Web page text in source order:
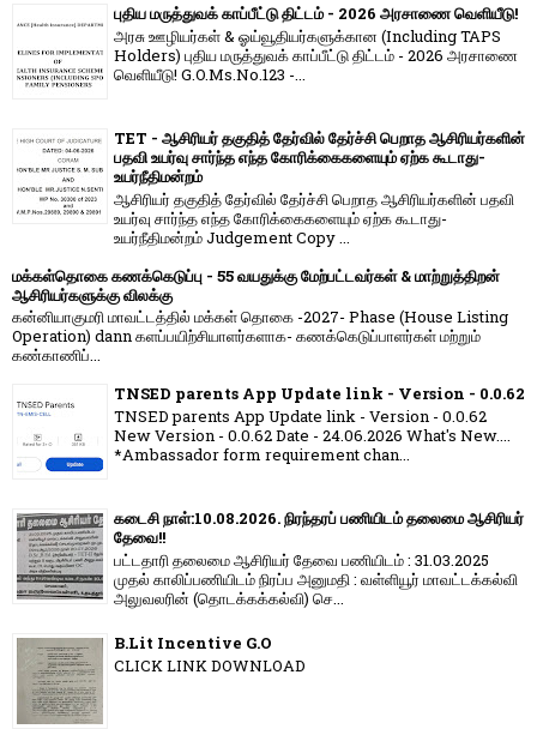
புதிய மருத்துவக் காப்பீட்டு திட்டம் - 2026 அரசாணை வெளியீடு!
அரசு ஊழியர்கள் & ஓய்வூதியர்களுக்கான (Including TAPS
Holders) புதிய மருத்துவக் காப்பீட்டு திட்டம் - 2026 அரசாணை
வெளியீடு! G.O.Ms.No.123 -...
TET - ஆசிரியர் தகுதித் தேர்வில் தேர்ச்சி பெறாத ஆசிரியர்களின்
பதவி உயர்வு சார்ந்த எந்த கோரிக்கைகளையும் ஏற்க கூடாது-
உயர்நீதிமன்றம்
ஆசிரியர் தகுதித் தேர்வில் தேர்ச்சி பெறாத ஆசிரியர்களின் பதவி
உயர்வு சார்ந்த எந்த கோரிக்கைகளையும் ஏற்க கூடாது-
உயர்நீதிமன்றம் Judgement Copy ...
மக்கள்தொகை கணக்கெடுப்பு - 55 வயதுக்கு மேற்பட்டவர்கள் & மாற்றுத்திறன்
ஆசிரியர்களுக்கு விலக்கு
கன்னியாகுமரி மாவட்டத்தில் மக்கள் தொகை -2027- Phase (House Listing
Operation) dann களப்பயிற்சியாளர்களாக- கணக்கெடுப்பாளர்கள் மற்றும்
கண்காணிப்...
TNSED parents App Update link - Version - 0.0.62
TNSED parents App Update link - Version - 0.0.62
New Version - 0.0.62 Date - 24.06.2026 What's New....
*Ambassador form requirement chan...
கடைசி நாள்:10.08.2026. நிரந்தரப் பணியிடம் தலைமை ஆசிரியர்
தேவை!!
பட்டதாரி தலைமை ஆசிரியர் தேவை பணியிடம் : 31.03.2025
முதல் காலிப்பணியிடம் நிரப்ப அனுமதி : வள்ளியூர் மாவட்டக்கல்வி
அலுவலரின் (தொடக்கக்கல்வி) செ...
B.Lit Incentive G.O
CLICK LINK DOWNLOAD